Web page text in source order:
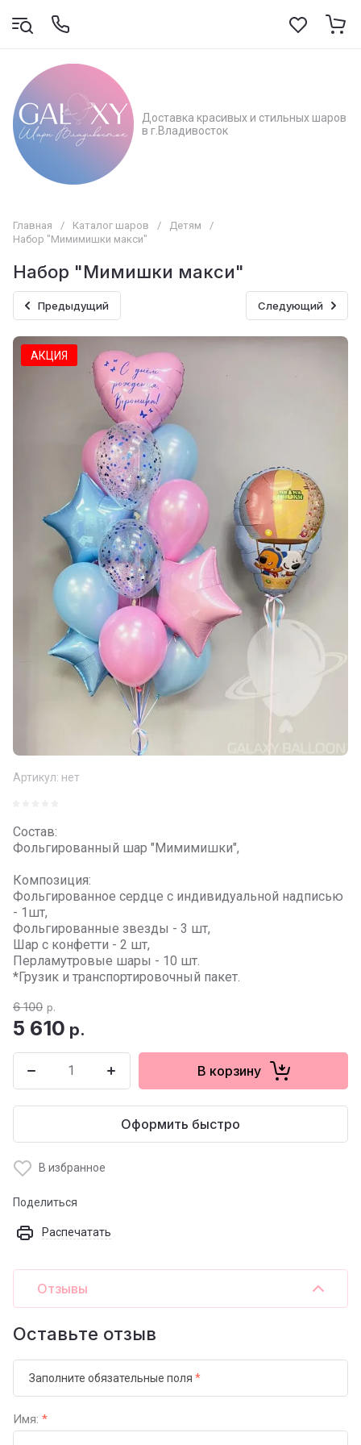
Доставка красивых и стильных шаров
в г.Владивосток
Главная / Каталог шаров / Детям
/
Набор "Мимимишки макси"
Набор "Мимишки макси"
Предыдущий Следующий
АКЦИЯ
Артикул: нет
Состав:
Фольгированный шар "Мимимишки",
Композиция:
Фольгированное сердце с индивидуальной надписью
- 1шт,
Фольгированные звезды - 3 шт,
Шар с конфетти - 2 шт,
Перламутровые шары - 10 шт.
*Грузик и транспортировочный пакет.
6 100 р.
5 610 р.
В корзину
Оформить быстро
В избранное
Поделиться
Распечатать
Отзывы
Оставьте отзыв
Заполните обязательные поля *
Имя: *